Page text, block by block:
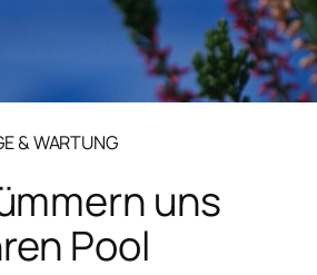
& WARTUNG
uns
Pool